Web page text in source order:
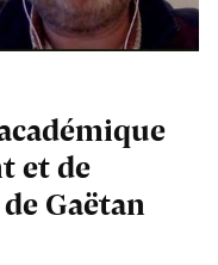
et de
Gaëtan